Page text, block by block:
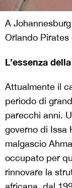
A
Orlando Pirates
L’essenza
Attualmente il
periodo di
parecchi anni.
governo di Issa
malgascio
occupato per
rinnovare la